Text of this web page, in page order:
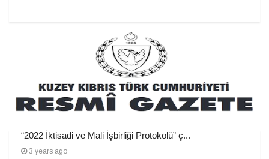
“2022 İktisadi ve Mali İşbirliği Protokolü” ç...
3 years ago